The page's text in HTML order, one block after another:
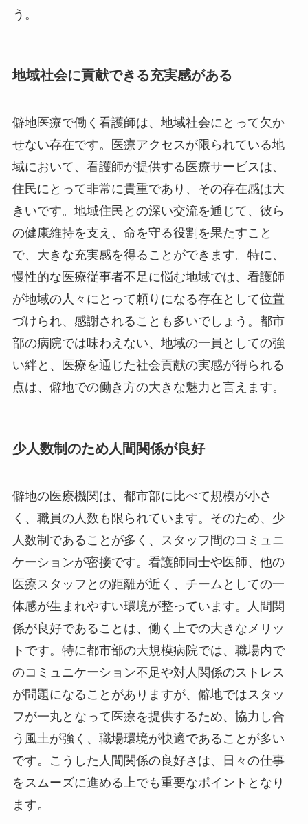
う。
地域社会に貢献できる充実感がある
僻地医療で働く看護師は、地域社会にとって欠か
せない存在です。医療アクセスが限られている地
域において、看護師が提供する医療サービスは、
住民にとって非常に貴重であり、その存在感は大
きいです。地域住民との深い交流を通じて、彼ら
の健康維持を支え、命を守る役割を果たすこと
で、大きな充実感を得ることができます。特に、
慢性的な医療従事者不足に悩む地域では、看護師
が地域の人々にとって頼りになる存在として位置
づけられ、感謝されることも多いでしょう。都市
部の病院では味わえない、地域の一員としての強
い絆と、医療を通じた社会貢献の実感が得られる
点は、僻地での働き方の大きな魅力と言えます。
少人数制のため人間関係が良好
僻地の医療機関は、都市部に比べて規模が小さ
く、職員の人数も限られています。そのため、少
人数制であることが多く、スタッフ間のコミュニ
ケーションが密接です。看護師同士や医師、他の
医療スタッフとの距離が近く、チームとしての一
体感が生まれやすい環境が整っています。人間関
係が良好であることは、働く上での大きなメリッ
トです。特に都市部の大規模病院では、職場内で
のコミュニケーション不足や対人関係のストレス
が問題になることがありますが、僻地ではスタッ
フが一丸となって医療を提供するため、協力し合
う風土が強く、職場環境が快適であることが多い
です。こうした人間関係の良好さは、日々の仕事
をスムーズに進める上でも重要なポイントとなり
ます。